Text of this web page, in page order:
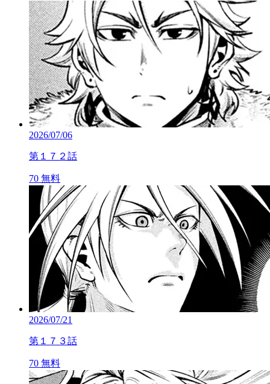
2026/07/06
第１７２話
70 無料
2026/07/21
第１７３話
70 無料